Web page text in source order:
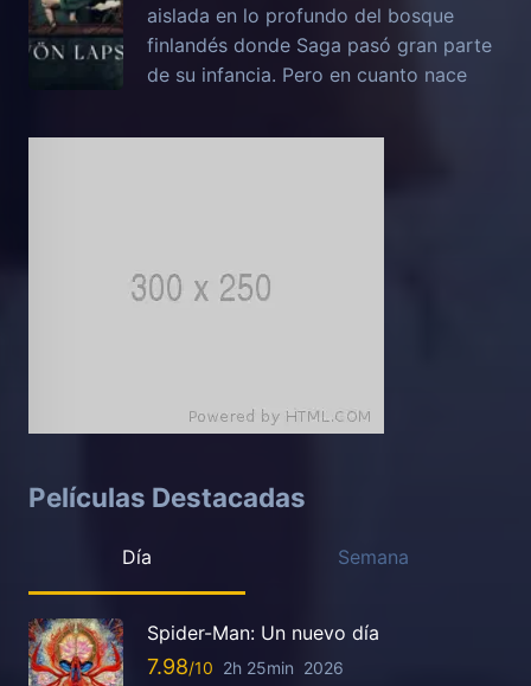
aislada en lo profundo del bosque
finlandés donde Saga pasó gran parte
de su infancia. Pero en cuanto nace
Películas Destacadas
Día Semana
Spider-Man: Un nuevo día
7.98 2h 25min 2026